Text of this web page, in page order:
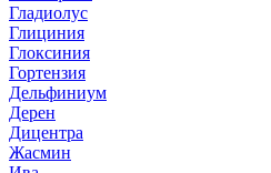
Гладиолус
Глициния
Глоксиния
Гортензия
Дельфиниум
Дерен
Дицентра
Жасмин